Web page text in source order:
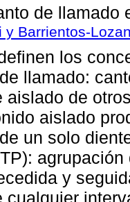
de llamado
y Barrientos-
los
llamado:
aislado de
aislado
un solo
y
cualquier